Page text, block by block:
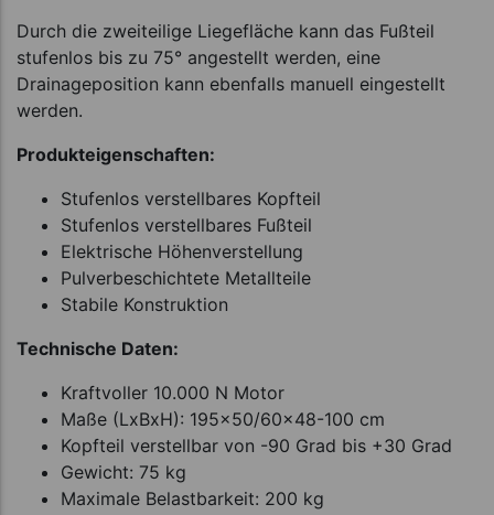
Durch die zweiteilige Liegefläche kann das Fußteil
stufenlos bis zu 75° angestellt werden, eine
Drainageposition kann ebenfalls manuell eingestellt
werden.
Produkteigenschaften:
Stufenlos verstellbares Kopfteil
Stufenlos verstellbares Fußteil
Elektrische Höhenverstellung
Pulverbeschichtete Metallteile
Stabile Konstruktion
Technische Daten:
Kraftvoller 10.000 N Motor
Maße (LxBxH): 195x50/60x48-100 cm
Kopfteil verstellbar von -90 Grad bis +30 Grad
Gewicht: 75 kg
Maximale Belastbarkeit: 200 kg